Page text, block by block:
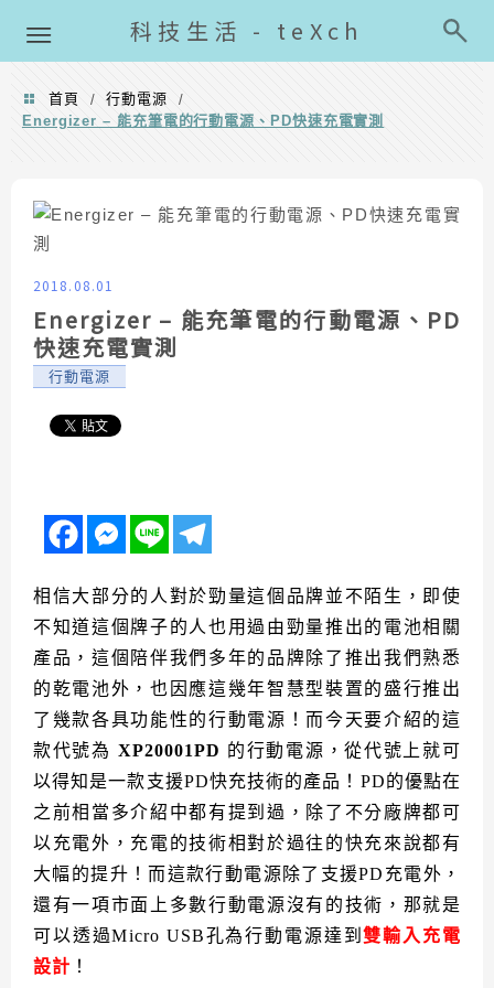
科技生活 - teXch
首頁 / 行動電源
/
Energizer – 能充筆電的行動電源、PD快速充電實測
2018.08.01
Energizer – 能充筆電的行動電源、PD
快速充電實測
行動電源
相信大部分的人對於勁量這個品牌並不陌生，即使
不知道這個牌子的人也用過由勁量推出的電池相關
產品，這個陪伴我們多年的品牌除了推出我們熟悉
的乾電池外，也因應這幾年智慧型裝置的盛行推出
了幾款各具功能性的行動電源！而今天要介紹的這
款代號為 XP20001PD 的行動電源，從代號上就可
以得知是一款支援PD快充技術的產品！PD的優點在
之前相當多介紹中都有提到過，除了不分廠牌都可
以充電外，充電的技術相對於過往的快充來說都有
大幅的提升！而這款行動電源除了支援PD充電外，
還有一項市面上多數行動電源沒有的技術，那就是
可以透過Micro USB孔為行動電源達到雙輸入充電
設計 ！